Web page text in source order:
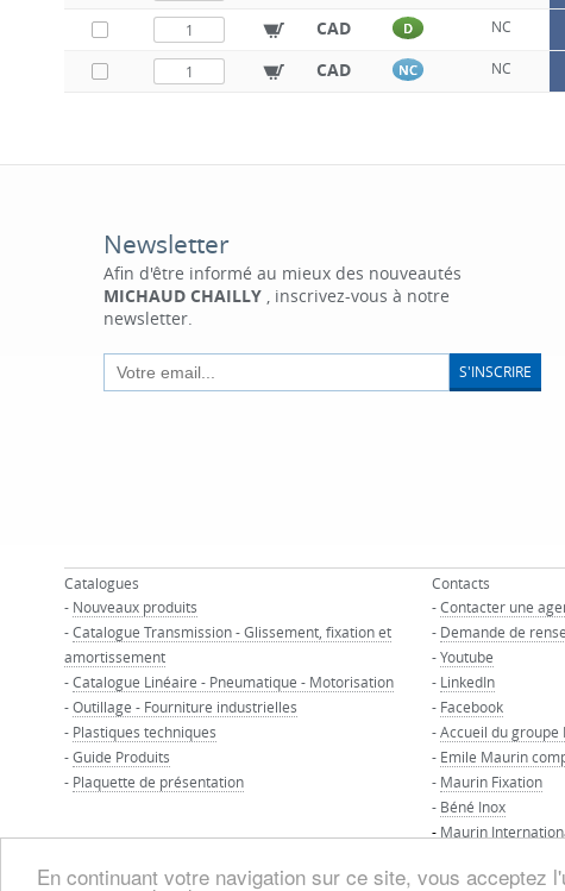
En continuant votre navigation sur ce site, vous acceptez
CAD D NC
CAD NC NC
Newsletter
Afin d'être informé au mieux des nouveautés
MICHAUD CHAILLY, inscrivez-vous à notre
newsletter.
S'INSCRIRE
Catalogues
- Nouveaux produits
-Catalogue Transmission - Glissement, fixation et
amortissement
-Catalogue Linéaire - Pneumatique - Motorisation
-Outillage - Fourniture industrielles
- Plastiques techniques
-Guide Produits
- Plaquette de présentation
Contacts
-Contacter une
- Demande de
-Youtube
- LinkedIn
- Facebook
-Accueil du groupe
- Emile Maurin
- Maurin Fixation
- Béné Inox
- Maurin